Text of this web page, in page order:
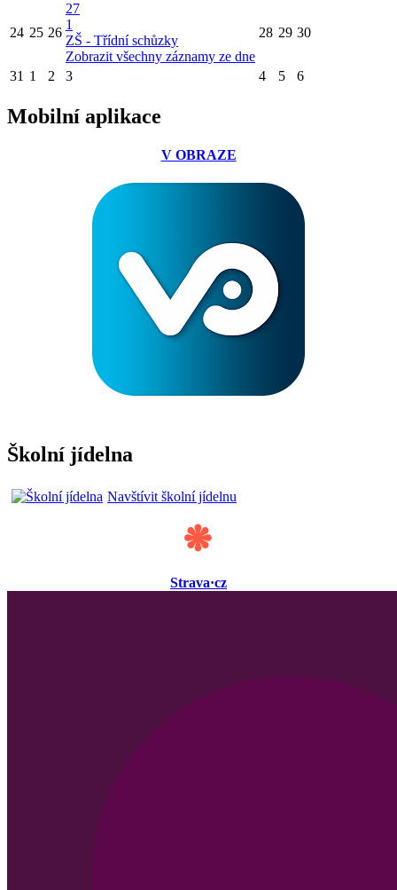
24 25 26
27
1
ZŠ - Třídní schůzky
Zobrazit všechny záznamy ze dne
28 29 30
31 1 2 3 4 5 6
Mobilní aplikace
V OBRAZE
Školní jídelna
Navštívit školní jídelnu
Strava·cz